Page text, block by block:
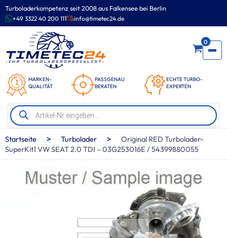
Turboladerkompetenz seit 2008 aus Falkensee bei Berlin
+49 3322 40 200 111 info@timetec24.de
MARKEN-
QUALITÄT
PASSGENAU
BERATEN
ECHTE TURBO-
EXPERTEN
0
Products
search
Zum
Inhalt
springen
Startseite > Turbolader >
Original RED Turbolader-
SuperKit1 VW SEAT 2.0 TDI – 03G253016E / 54399880055